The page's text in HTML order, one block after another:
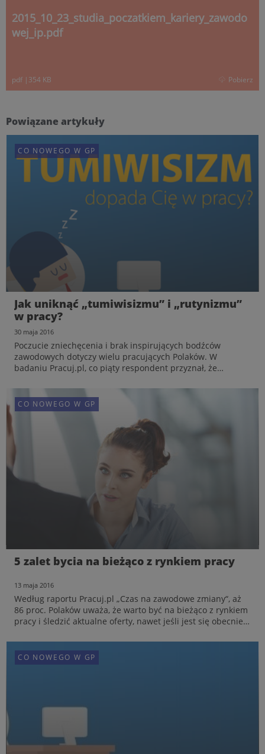
2015_10_23_studia_poczatkiem_kariery_zawodo
wej_ip.pdf
pdf | 354 KB Pobierz
Powiązane artykuły
CO NOWEGO W GP
Jak uniknąć „tumiwisizmu” i „rutynizmu”
w pracy?
30 maja 2016
Poczucie zniechęcenia i brak inspirujących bodźców
zawodowych dotyczy wielu pracujących Polaków. W
badaniu Pracuj.pl, co piąty respondent przyznał, że
się na „rutynizm”. Brak motywacji do pracy wpływa
negatywnie na ...
CO NOWEGO W GP
Jak uniknąć „tumiwisizmu” i „rutynizmu”
w pracy?
30 maja 2016
Poczucie zniechęcenia i brak inspirujących bodźców
zawodowych dotyczy wielu pracujących Polaków. W
badaniu Pracuj.pl, co piąty respondent przyznał, że
się na „rutynizm”. Brak motywacji do pracy wpływa
negatywnie na ...
CO NOWEGO W GP
5 zalet bycia na bieżąco z rynkiem pracy
13 maja 2016
Według raportu Pracuj.pl „Czas na zawodowe zmiany“, aż
86 proc. Polaków uważa, że warto być na bieżąco z rynkiem
pracy i śledzić aktualne oferty, nawet jeśli jest się obecnie
badanych nie podejmuje żadnej aktywnośc...
CO NOWEGO W GP
CO NOWEGO W GP
CO NOWEGO W GP